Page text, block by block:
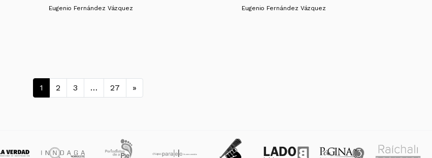
Eugenio Fernández Vázquez Eugenio Fernández Vázquez
Navegación de entradas
1 2 3 … 27 »